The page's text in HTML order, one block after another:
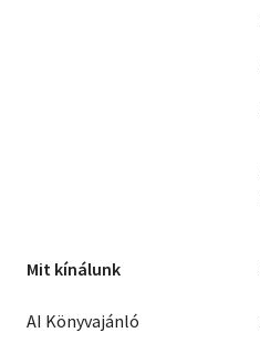
Mit kínálunk
AI Könyvajánló